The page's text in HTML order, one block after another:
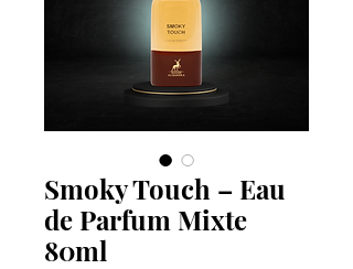
Smoky Touch – Eau
de Parfum Mixte
80ml